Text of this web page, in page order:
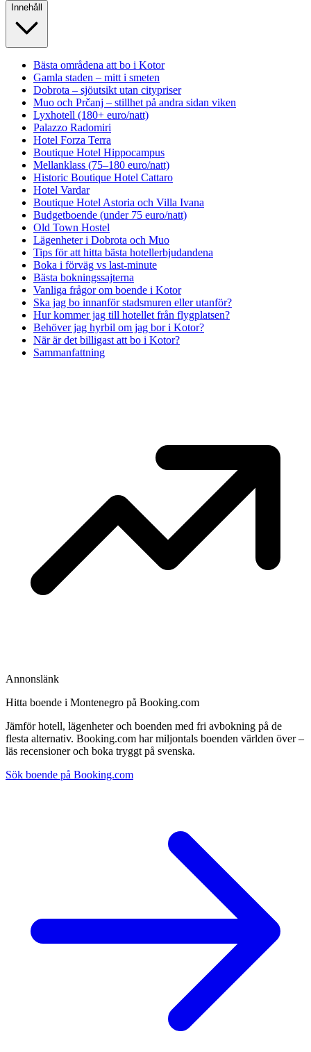
Innehåll
Bästa områdena att bo i Kotor
Gamla staden – mitt i smeten
Dobrota – sjöutsikt utan citypriser
Muo och Prčanj – stillhet på andra sidan viken
Lyxhotell (180+ euro/natt)
Palazzo Radomiri
Hotel Forza Terra
Boutique Hotel Hippocampus
Mellanklass (75–180 euro/natt)
Historic Boutique Hotel Cattaro
Hotel Vardar
Boutique Hotel Astoria och Villa Ivana
Budgetboende (under 75 euro/natt)
Old Town Hostel
Lägenheter i Dobrota och Muo
Tips för att hitta bästa hotellerbjudandena
Boka i förväg vs last-minute
Bästa bokningssajterna
Vanliga frågor om boende i Kotor
Ska jag bo innanför stadsmuren eller utanför?
Hur kommer jag till hotellet från flygplatsen?
Behöver jag hyrbil om jag bor i Kotor?
När är det billigast att bo i Kotor?
Sammanfattning
Annonslänk
Hitta boende i Montenegro på Booking.com
Jämför hotell, lägenheter och boenden med fri avbokning på de
flesta alternativ. Booking.com har miljontals boenden världen över –
läs recensioner och boka tryggt på svenska.
Sök boende på Booking.com